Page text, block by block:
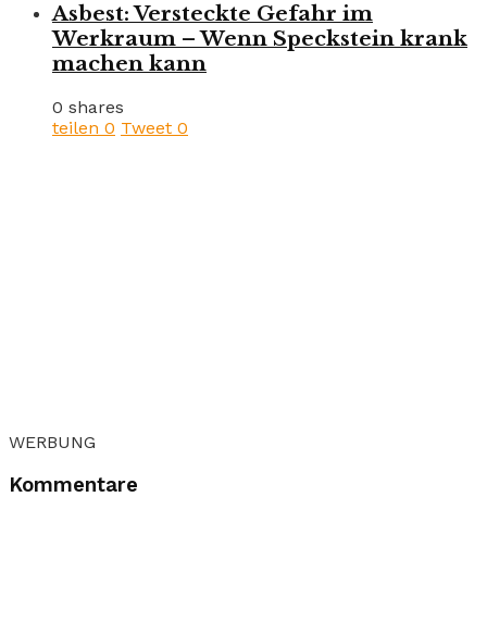
Asbest: Versteckte Gefahr im
Werkraum – Wenn Speckstein krank
machen kann
0 shares
teilen 0 Tweet 0
WERBUNG
Kommentare